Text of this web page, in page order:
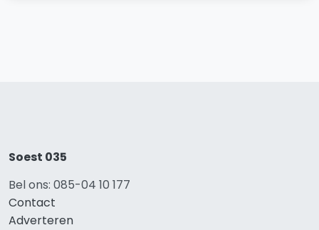
Soest 035
Bel ons: 085-04 10 177
Contact
Adverteren